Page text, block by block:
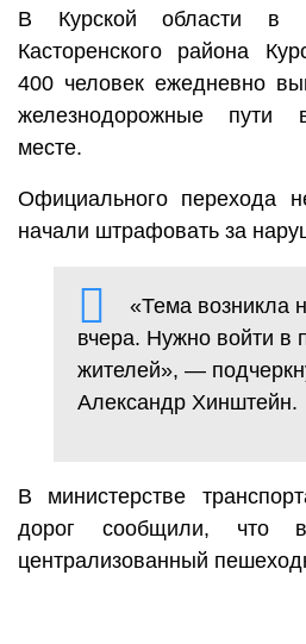
В Курской области в
Касторенского района
400 человек ежедневно
железнодорожные пути
месте.
Официального перехода
начали штрафовать за
«Тема возникла
вчера. Нужно войти в
жителей», —
Александр Хинштейн.
В министерстве
дорог сообщили, что
централизованный